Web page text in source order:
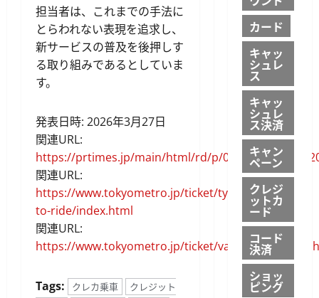
担当者は、これまでの手法に
とらわれない表現を追求し、
新サービスの普及を後押しす
る取り組みであるとしていま
す。
発表日時: 2026年3月27日
関連URL:
https://prtimes.jp/main/html/rd/p/
関連URL:
https://www.tokyometro.jp/ticket/types/tap-
to-ride/index.html
関連URL:
https://www.tokyometro.jp/ticket/value/1day/
Tags: クレカ乗車
クレジット
カード
キャッ
シュレ
ス
キャッ
シュレ
ス決済
キャン
ペーン
クレジ
ットカ
ード
コード
決済
ショッ
ピング